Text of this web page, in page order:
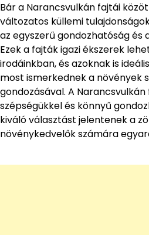
Bár a Narancsvulkán fajtái
változatos küllemi
az egyszerű gondozhatóság és
Ezek a fajták igazi ékszerek
irodáinkban, és azoknak is
most ismerkednek a növények
gondozásával. A
szépségükkel és könnyű
kiváló választást jelentenek a
növénykedvelők számára